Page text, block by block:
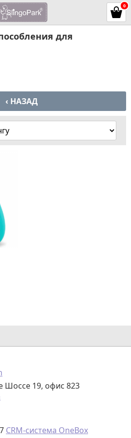
0
для
‹ НАЗАД
Шоссе 19, офис 823
CRM-система OneBox